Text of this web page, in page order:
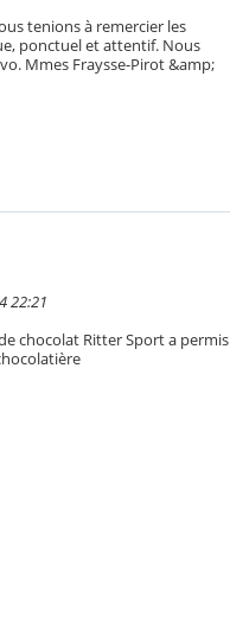
tenions à remercier les
ponctuel et attentif. Nous
Mmes Fraysse-Pirot &amp;
22:21
chocolat Ritter Sport a permis